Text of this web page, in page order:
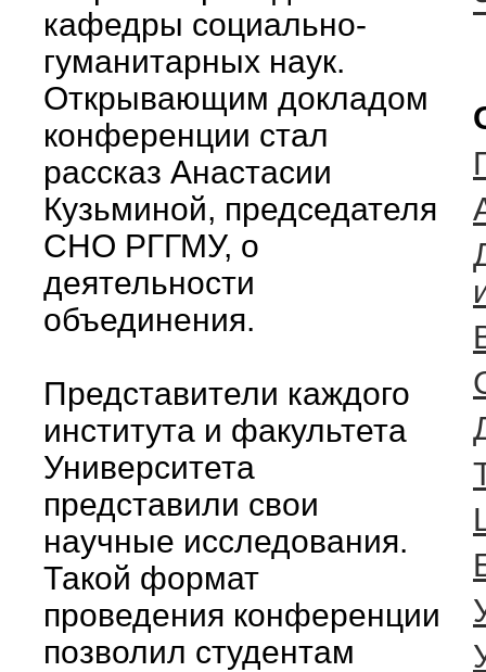
кафедры социально-
гуманитарных наук.
Открывающим докладом
конференции стал
рассказ Анастасии
Кузьминой, председателя
СНО РГГМУ, о
деятельности
объединения.
Представители каждого
института и факультета
Университета
представили свои
научные исследования.
Такой формат
проведения конференции
позволил студентам